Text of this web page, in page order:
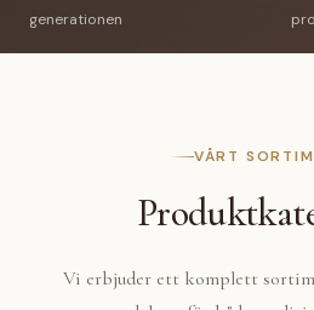
generationen
VÅRT
Vi erbjuder ett komplett